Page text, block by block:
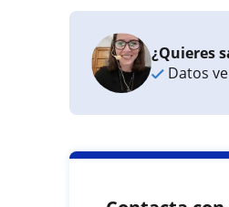
¿Quieres
Datos